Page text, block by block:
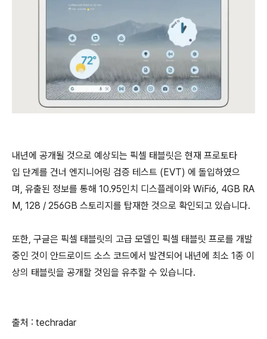
내년에 공개될 것으로 예상되는 픽셀 태블릿은 현재 프로토타
입 단계를 건너 엔지니어링 검증 테스트 (EVT) 에 돌입하였으
며, 유출된 정보를 통해 10.95인치 디스플레이와 WiFi6, 4GB RA
M, 128 / 256GB 스토리지를 탑재한 것으로 확인되고 있습니다.
또한, 구글은 픽셀 태블릿의 고급 모델인 픽셀 태블릿 프로를 개발
중인 것이 안드로이드 소스 코드에서 발견되어 내년에 최소 1종 이
상의 태블릿을 공개할 것임을 유추할 수 있습니다.
출처 : techradar